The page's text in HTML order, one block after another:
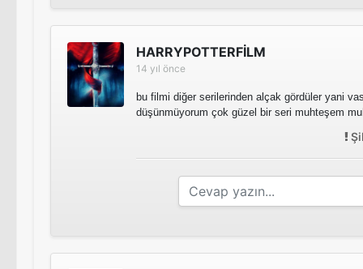
HARRYPOTTERFİLM
14 yıl önce
bu filmi diğer serilerinden alçak gördüler yani
düşünmüyorum çok güzel bir seri muhteşem